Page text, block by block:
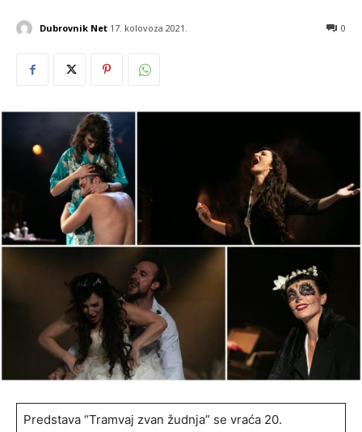
Dubrovnik Net 17. kolovoza 2021. 0
Predstava “Tramvaj zvan žudnja” se vraća 20.